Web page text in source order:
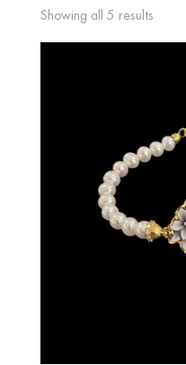
Showing all 5 resultsSorted